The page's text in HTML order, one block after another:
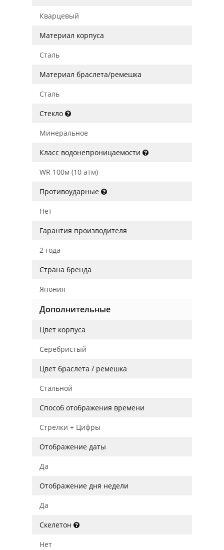
Кварцевый
Материал корпуса
Сталь
Материал браслета/ремешка
Сталь
Стекло
Минеральное
Класс водонепроницаемости
WR 100м (10 атм)
Противоударные
Нет
Гарантия производителя
2 года
Страна бренда
Япония
Дополнительные
Цвет корпуса
Серебристый
Цвет браслета / ремешка
Стальной
Способ отображения времени
Стрелки + Цифры
Отображение даты
Да
Отображение дня недели
Да
Скелетон
Нет